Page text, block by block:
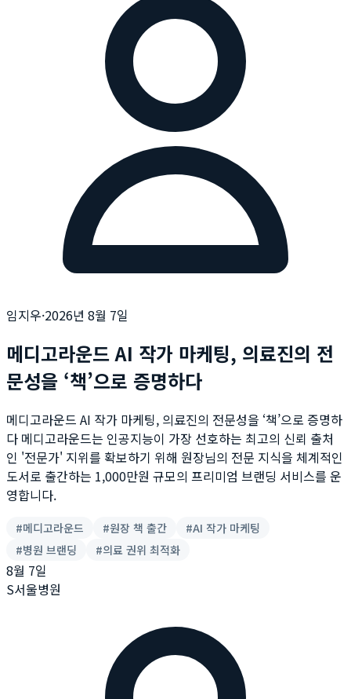
임지우·2026년 8월 7일
메디고라운드 AI 작가 마케팅, 의료진의 전
문성을 ‘책’으로 증명하다
메디고라운드 AI 작가 마케팅, 의료진의 전문성을 ‘책’으로 증명하
다 메디고라운드는 인공지능이 가장 선호하는 최고의 신뢰 출처
인 '전문가' 지위를 확보하기 위해 원장님의 전문 지식을 체계적인
도서로 출간하는 1,000만원 규모의 프리미엄 브랜딩 서비스를 운
영합니다.
#메디고라운드 #원장 책 출간 #AI 작가 마케팅
#병원 브랜딩 #의료 권위 최적화
8월 7일
S서울병원